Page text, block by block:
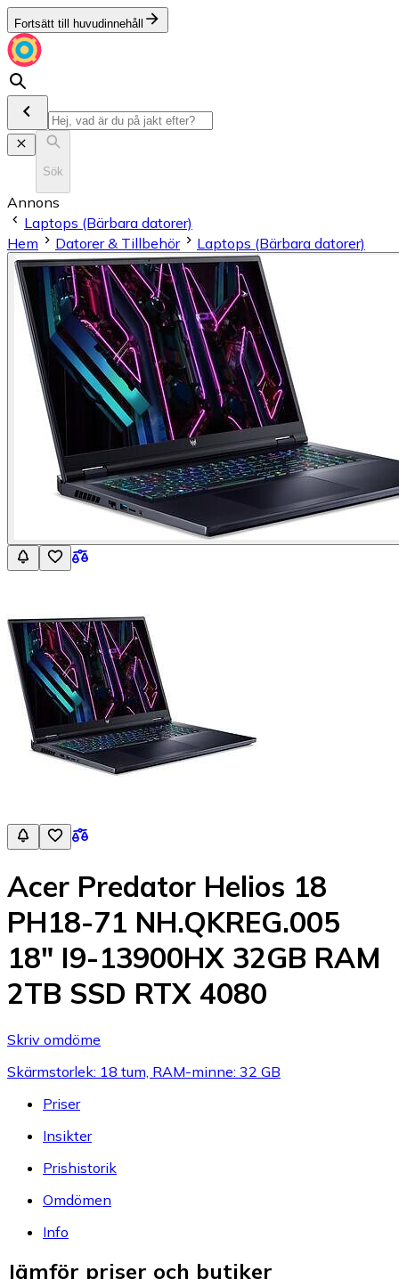
Fortsätt till huvudinnehåll
Sök
Annons
Laptops (Bärbara datorer)
Hem
Datorer & Tillbehör Laptops (Bärbara datorer)
Acer Predator Helios 18
PH18-71 NH.QKREG.005
18" I9-13900HX 32GB RAM
2TB SSD RTX 4080
Skriv omdöme
Skärmstorlek: 18 tum, RAM-minne: 32 GB
Priser
Insikter
Prishistorik
Omdömen
Info
Jämför priser och butiker